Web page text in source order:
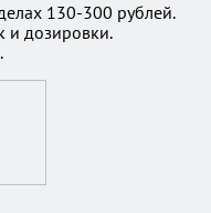
130-300 рублей.
и дозировки.